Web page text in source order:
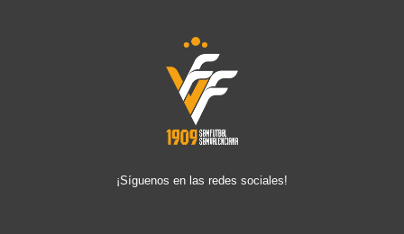
¡Síguenos en las redes sociales!